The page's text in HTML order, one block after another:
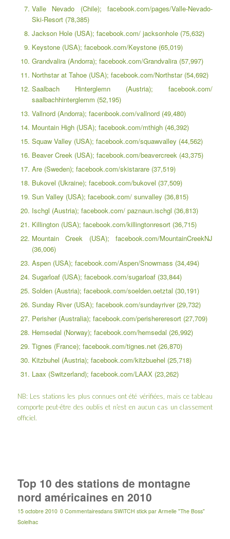
Valle Nevado (Chile); facebook.com/pages/Valle-Nevado-
Ski-Resort (78,385)
Jackson Hole (USA); facebook.com/ jacksonhole (75,632)
Keystone (USA); facebook.com/Keystone (65,019)
Grandvalira (Andorra); facebook.com/Grandvalira (57,997)
Northstar at Tahoe (USA); facebook.com/Northstar (54,692)
Saalbach Hinterglemn (Austria); facebook.com/
saalbachhinterglemm (52,195)
Vallnord (Andorra); facenbook.com/vallnord (49,480)
Mountain High (USA); facebook.com/mthigh (46,392)
Squaw Valley (USA); facebook.com/squawvalley (44,562)
Beaver Creek (USA); facebook.com/beavercreek (43,375)
Are (Sweden); facebook.com/skistarare (37,519)
Bukovel (Ukraine); facebook.com/bukovel (37,509)
Sun Valley (USA); facebook.com/ sunvalley (36,815)
Ischgl (Austria); facebook.com/ paznaun.ischgl (36,813)
Killington (USA); facebook.com/killingtonresort (36,715)
Mountain Creek (USA); facebook.com/MountainCreekNJ
(36,006)
Aspen (USA); facebook.com/Aspen/Snowmass (34,494)
Sugarloaf (USA); facebook.com/sugarloaf (33,844)
Solden (Austria); facebook.com/soelden.oetztal (30,191)
Sunday River (USA); facebook.com/sundayriver (29,732)
Perisher (Australia); facebook.com/perishereresort (27,709)
Hemsedal (Norway); facebook.com/hemsedal (26,992)
Tignes (France); facebook.com/tignes.net (26,870)
Kitzbuhel (Austria); facebook.com/kitzbuehel (25,718)
Laax (Switzerland); facebook.com/LAAX (23,262)
NB: Les stations les plus connues ont été vérifiées, mais ce tableau
comporte peut-être des oublis et n’est en aucun cas un classement
officiel.
Top 10 des stations de montagne
nord américaines en 2010
15 octobre 2010 0 Commentairesdans SWiTCH stick par Armelle "The Boss"
Solelhac